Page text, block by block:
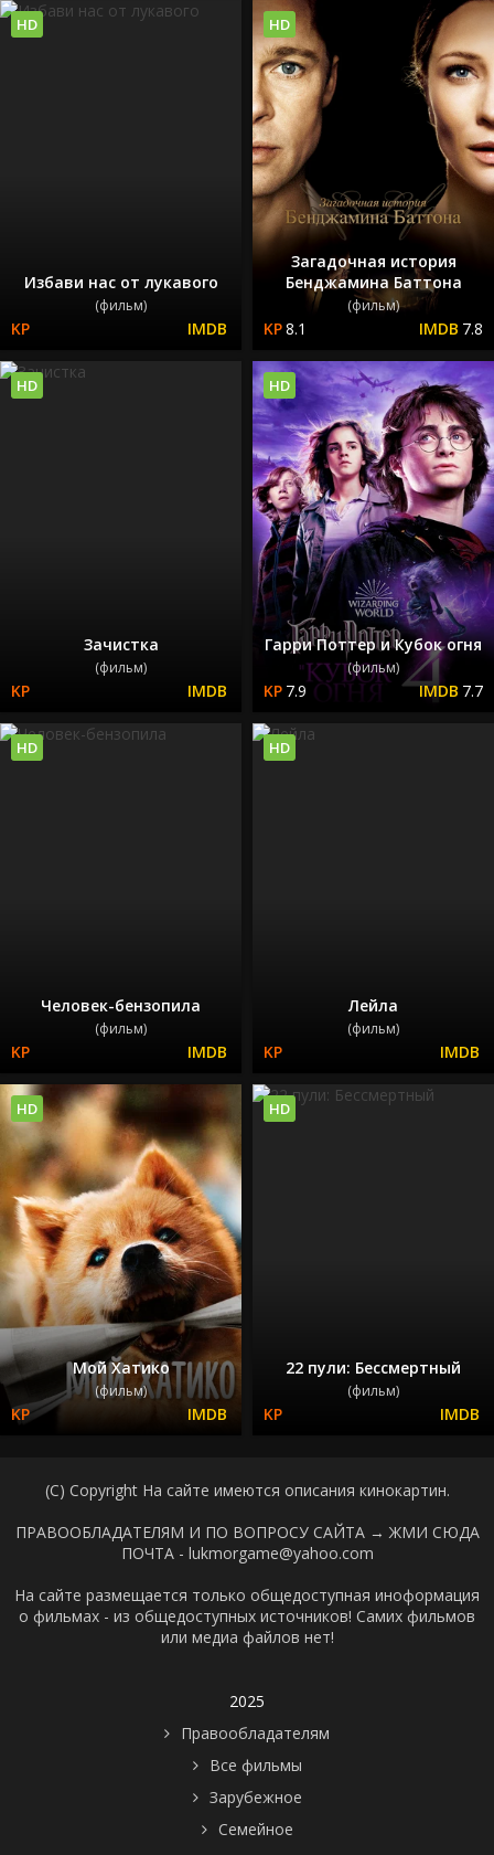
Избави нас от лукавого
(фильм)
HD
Загадочная история
Бенджамина Баттона
(фильм)
8.1 7.8
HD
Зачистка
(фильм)
HD
Гарри Поттер и Кубок огня
(фильм)
7.9 7.7
HD
Человек-бензопила
(фильм)
HD
Лейла
(фильм)
HD
Мой Хатико
(фильм)
HD
22 пули: Бессмертный
(фильм)
HD
(C) Copyright На сайте имеются описания кинокартин.
ПРАВООБЛАДАТЕЛЯМ И ПО ВОПРОСУ САЙТА → ЖМИ СЮДА
ПОЧТА - lukmorgame@yahoo.com
На сайте размещается только общедоступная иноформация
о фильмах - из общедоступных источников! Самих фильмов
или медиа файлов нет!
2025
Правообладателям
Все фильмы
Зарубежное
Семейное